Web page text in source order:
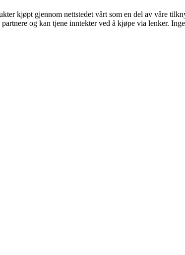
kjøpt gjennom nettstedet vårt som en del av våre
og kan tjene inntekter ved å kjøpe via lenker.